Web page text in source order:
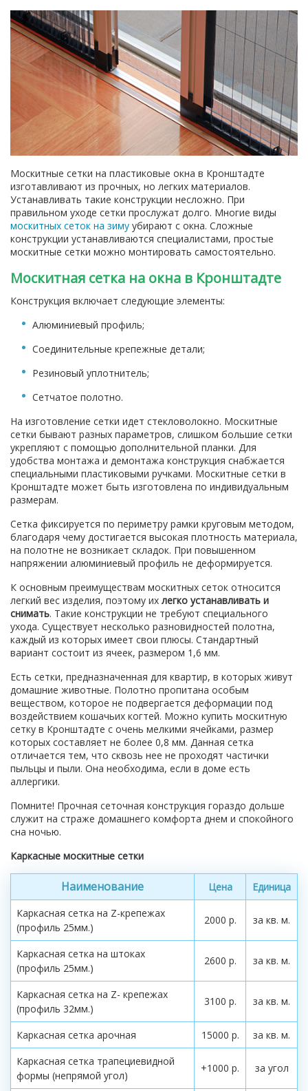
Москитные сетки на пластиковые окна в Кронштадте
изготавливают из прочных, но легких материалов.
Устанавливать такие конструкции несложно. При
правильном уходе сетки прослужат долго. Многие виды
москитных сеток на зиму убирают с окна. Сложные
конструкции устанавливаются специалистами, простые
москитные сетки можно монтировать самостоятельно.
Москитная сетка на окна в Кронштадте
Конструкция включает следующие элементы:
Алюминиевый профиль;
Соединительные крепежные детали;
Резиновый уплотнитель;
Сетчатое полотно.
На изготовление сетки идет стекловолокно. Москитные
сетки бывают разных параметров, слишком большие сетки
укрепляют с помощью дополнительной планки. Для
удобства монтажа и демонтажа конструкция снабжается
специальными пластиковыми ручками. Москитные сетки в
Кронштадте может быть изготовлена по индивидуальным
размерам.
Сетка фиксируется по периметру рамки круговым методом,
благодаря чему достигается высокая плотность материала,
на полотне не возникает складок. При повышенном
напряжении алюминиевый профиль не деформируется.
К основным преимуществам москитных сеток относится
легкий вес изделия, поэтому их легко устанавливать и
снимать. Такие конструкции не требуют специального
ухода. Существует несколько разновидностей полотна,
каждый из которых имеет свои плюсы. Стандартный
вариант состоит из ячеек, размером 1,6 мм.
Есть сетки, предназначенная для квартир, в которых живут
домашние животные. Полотно пропитана особым
веществом, которое не подвергается деформации под
воздействием кошачьих когтей. Можно купить москитную
сетку в Кронштадте с очень мелкими ячейками, размер
которых составляет не более 0,8 мм. Данная сетка
отличается тем, что сквозь нее не проходят частички
пыльцы и пыли. Она необходима, если в доме есть
аллергики.
Помните! Прочная сеточная конструкция гораздо дольше
служит на страже домашнего комфорта днем и спокойного
сна ночью.
Каркасные москитные сетки
Наименование Цена
Единица
Каркасная сетка на Z-крепежах
(профиль 25мм.)
2000 р. за кв. м.
Каркасная сетка на штоках
(профиль 25мм.)
2600 р. за кв. м.
Каркасная сетка на Z- крепежах
(профиль 32мм.)
3100 р. за кв. м.
Каркасная сетка арочная 15000 р.
за кв. м.
Каркасная сетка трапециевидной
формы (непрямой угол)
+1000 р. за угол